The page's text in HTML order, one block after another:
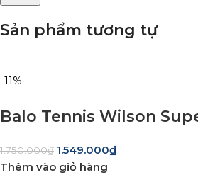
Sản phẩm tương tự
-11%
Balo Tennis Wilson
1.750.000₫ 1.549.000₫
Thêm vào giỏ hàng